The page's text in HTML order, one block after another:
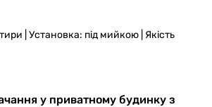
| Установка: під мийкою | Якість
у приватному будинку з